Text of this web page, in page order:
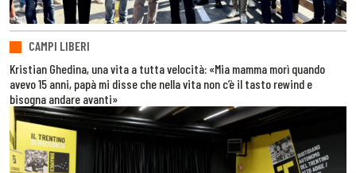
CAMPI LIBERI
Kristian Ghedina, una vita a tutta velocità: «Mia mamma morì quando
avevo 15 anni, papà mi disse che nella vita non c’è il tasto rewind e
bisogna andare avanti»